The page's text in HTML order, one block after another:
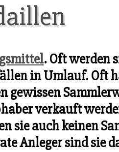
. Oft werden
in Umlauf. Oft
gewissen
verkauft
sie auch keinen
Anleger sind sie